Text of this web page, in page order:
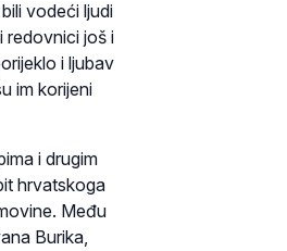
vodeći ljudi
redovnici još i
i ljubav
im korijeni
i drugim
hrvatskoga
Među
Burika,